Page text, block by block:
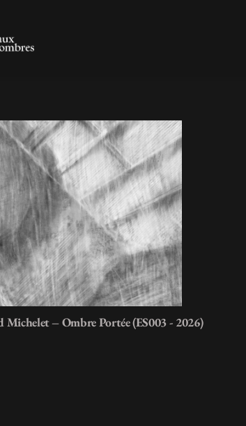
Michelet – Ombre Portée (ES003 - 2026)